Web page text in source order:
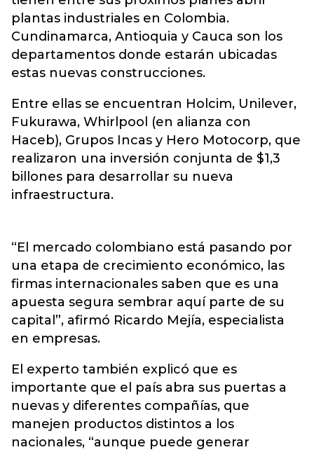
plantas industriales en Colombia.
Cundinamarca, Antioquia y Cauca son los
departamentos donde estarán ubicadas
estas nuevas construcciones.
Entre ellas se encuentran Holcim, Unilever,
Fukurawa, Whirlpool (en alianza con
Haceb), Grupos Incas y Hero Motocorp, que
realizaron una inversión conjunta de $1,3
billones para desarrollar su nueva
infraestructura.
“El mercado colombiano está pasando por
una etapa de crecimiento económico, las
firmas internacionales saben que es una
apuesta segura sembrar aquí parte de su
capital”, afirmó Ricardo Mejía, especialista
en empresas.
El experto también explicó que es
importante que el país abra sus puertas a
nuevas y diferentes compañías, que
manejen productos distintos a los
nacionales, “aunque puede generar